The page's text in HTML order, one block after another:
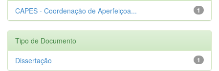
1
CAPES - Coordenação de Aperfeiçoa...
Tipo de Documento
1
Dissertação